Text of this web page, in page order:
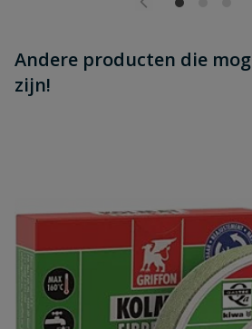
Andere producten die
zijn!